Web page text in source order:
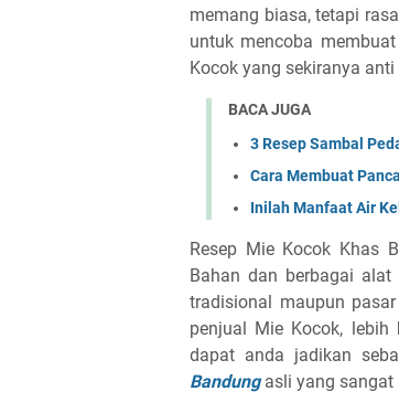
memang biasa, tetapi
untuk mencoba
Kocok yang sekiranya
BACA JUGA
3 Resep Sambal
Cara Membuat
Inilah Manfaat Air
Resep Mie Kocok Khas
Bahan dan berbagai
tradisional maupun
penjual Mie Kocok,
dapat anda jadikan
Bandungasli yang sangat